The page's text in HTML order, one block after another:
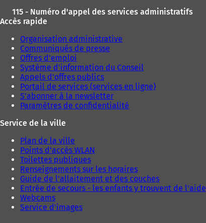
115 - Numéro d'appel des services administratifs
Accès rapide
Organisation administrative
Communiqués de presse
Offres d'emploi
Système d'information du Conseil
Appels d'offres publics
Portail de services (services en ligne)
S'abonner à la newsletter
Paramètres de confidentialité
Service de la ville
Plan de la ville
Points d'accès WLAN
Toilettes publiques
Renseignements sur les horaires
Guide de l'allaitement et des couches
Entrée de secours - les enfants y trouvent de l'aide
Webcams
Service d'images